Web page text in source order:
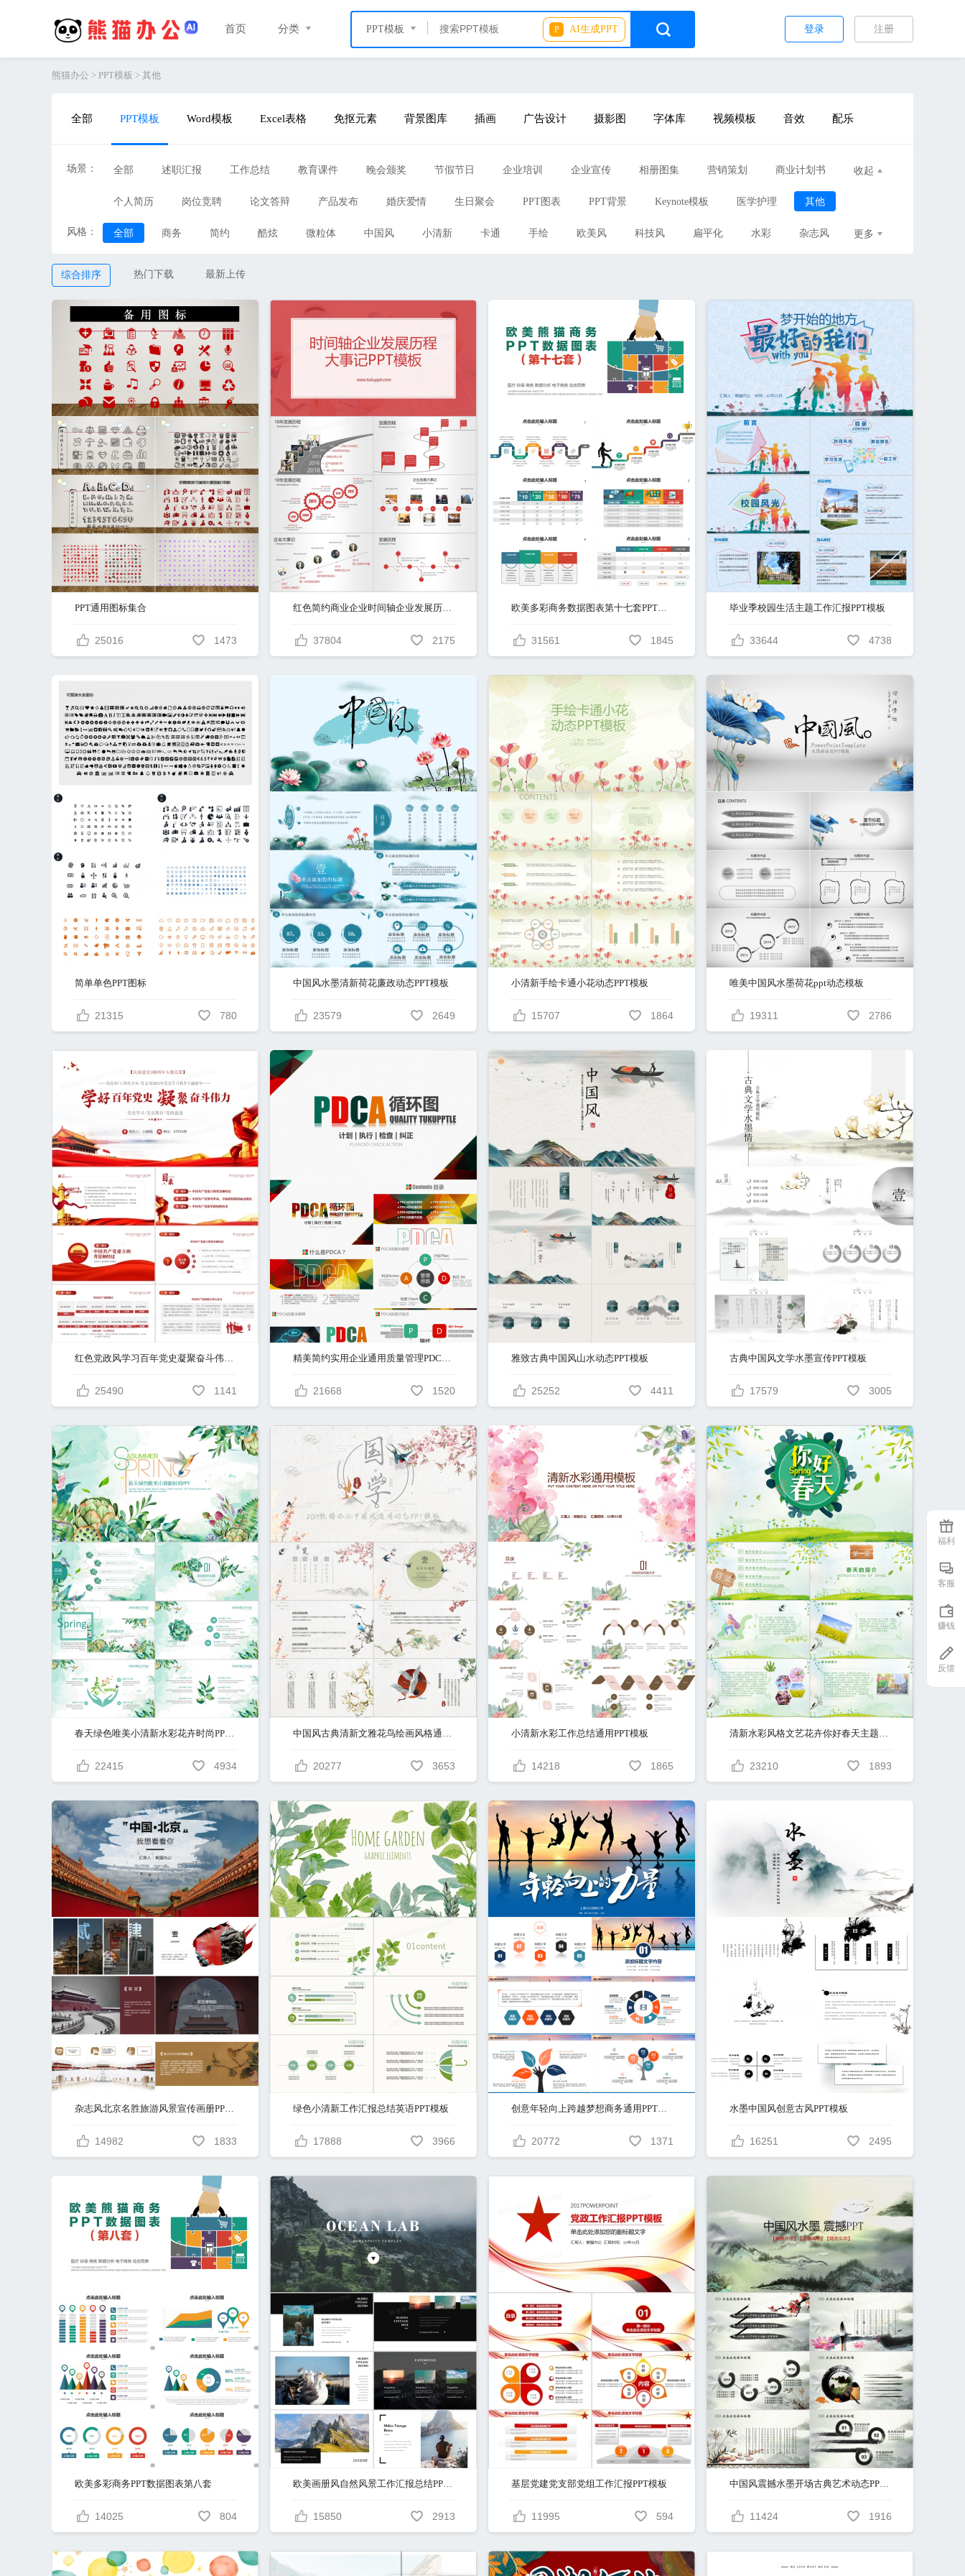
首页 分类 PPT模板 P AI生成PPT 注册
登录
熊猫办公 > PPT模板 > 其他
全部 PPT模板 Word模板 Excel表格 免抠元素 背景图库 插画 广告设计 摄影图 字体库 视频模板 音效 配乐
场景： 全部 述职汇报 工作总结 教育课件 晚会颁奖 节假节日 企业培训 企业宣传 相册图集 营销策划 商业计划书
个人简历 岗位竞聘 论文答辩 产品发布 婚庆爱情 生日聚会 PPT图表 PPT背景 Keynote模板 医学护理 其他
收起
风格： 全部 商务 简约 酷炫 微粒体 中国风 小清新 卡通 手绘 欧美风 科技风 扁平化 水彩 杂志风 更多
综合排序 热门下载 最新上传
PPT通用图标集合
25016 1473
红色简约商业企业时间轴企业发展历史历程大事记演示PPT模板
37804 2175
欧美多彩商务数据图表第十七套PPT模板
31561 1845
毕业季校园生活主题工作汇报PPT模板
33644 4738
简单单色PPT图标
21315 780
中国风水墨清新荷花廉政动态PPT模板
23579 2649
小清新手绘卡通小花动态PPT模板
15707 1864
唯美中国风水墨荷花ppt动态模板
19311 2786
红色党政风学习百年党史凝聚奋斗伟力PPT模板
25490 1141
精美简约实用企业通用质量管理PDCA循环图PPT模板
21668 1520
雅致古典中国风山水动态PPT模板
25252 4411
古典中国风文学水墨宣传PPT模板
17579 3005
春天绿色唯美小清新水彩花卉时尚PPT模板
22415 4934
中国风古典清新文雅花鸟绘画风格通用国学主题课件PPT模板
20277 3653
小清新水彩工作总结通用PPT模板
14218 1865
清新水彩风格文艺花卉你好春天主题春天介绍PPT模板
23210 1893
杂志风北京名胜旅游风景宣传画册PPT模板
14982 1833
绿色小清新工作汇报总结英语PPT模板
17888 3966
创意年轻向上跨越梦想商务通用PPT模板
20772 1371
水墨中国风创意古风PPT模板
16251 2495
欧美多彩商务PPT数据图表第八套
14025 804
欧美画册风自然风景工作汇报总结PPT模板
15850 2913
基层党建党支部党组工作汇报PPT模板
11995 594
中国风震撼水墨开场古典艺术动态PPT模板
11424 1916
福利
客服
赚钱
反馈